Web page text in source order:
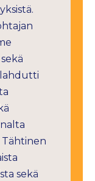
Tähtinen
sekä